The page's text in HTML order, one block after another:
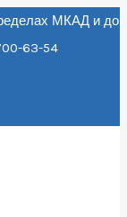
МКАД и до
700-63-54